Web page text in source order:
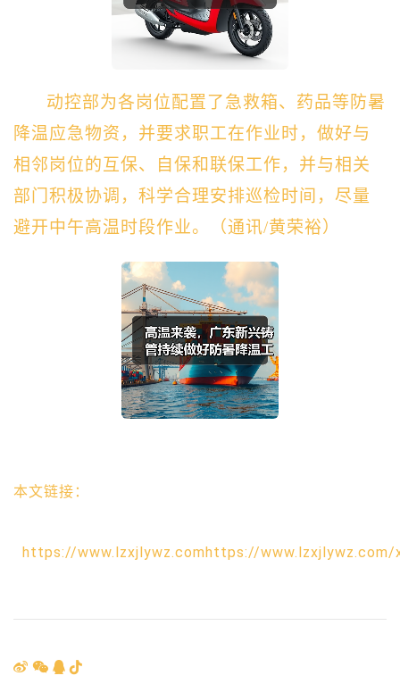
动控部为各岗位配置了急救箱、药品等防暑
降温应急物资，并要求职工在作业时，做好与
相邻岗位的互保、自保和联保工作，并与相关
部门积极协调，科学合理安排巡检时间，尽量
避开中午高温时段作业。
（通讯/黄荣裕）
本文链接：
https://www.lzxjlywz.comhttps://www.lzxjlywz.com/